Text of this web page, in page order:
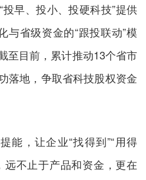
早、投小、投硬科技”提供
与省级资金的“跟投联动”模
至目前，累计推动13个省市
落地，争取省科技股权资金
能，让企业“找得到”“用得
远不止于产品和资金，更在